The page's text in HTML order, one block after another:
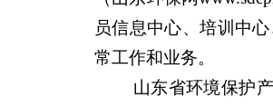
员信息中心、培训中
常工作和业务。
山东省环境保护